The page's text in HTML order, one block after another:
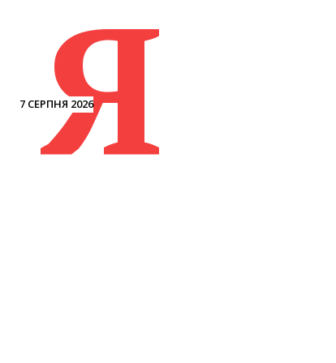
7 СЕРПНЯ 2026
Я